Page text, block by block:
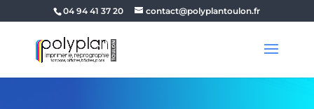
04 94 41 37 20 contact@polyplantoulon.fr